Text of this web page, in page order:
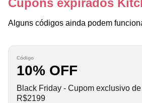
Alguns códigos ainda podem
Código
10% OFF
Black Friday - Cupom exclusivo
R$2199